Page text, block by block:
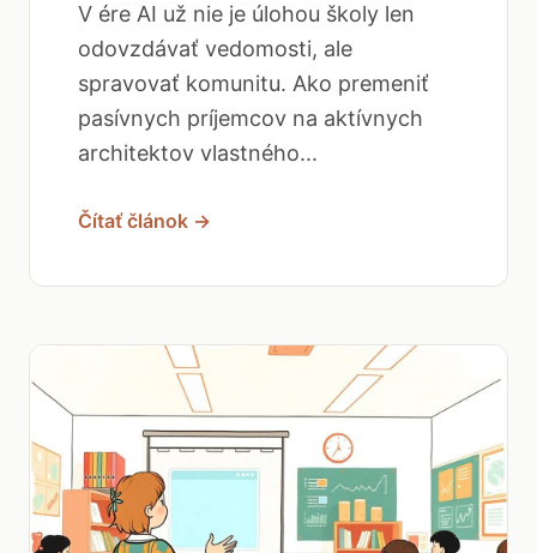
V ére AI už nie je úlohou školy len
odovzdávať vedomosti, ale
spravovať komunitu. Ako premeniť
pasívnych príjemcov na aktívnych
architektov vlastného...
Čítať článok →